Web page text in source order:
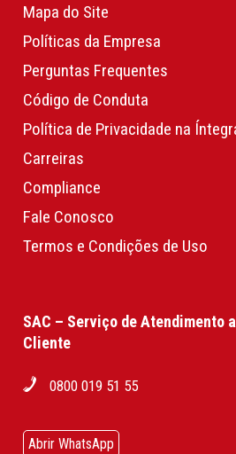
Mapa do Site
Políticas da Empresa
Perguntas Frequentes
Código de Conduta
Política de Privacidade na
Carreiras
Compliance
Fale Conosco
Termos e Condições de Uso
SAC – Serviço de Atendimento
Cliente
0800 019 51 55
Abrir WhatsApp